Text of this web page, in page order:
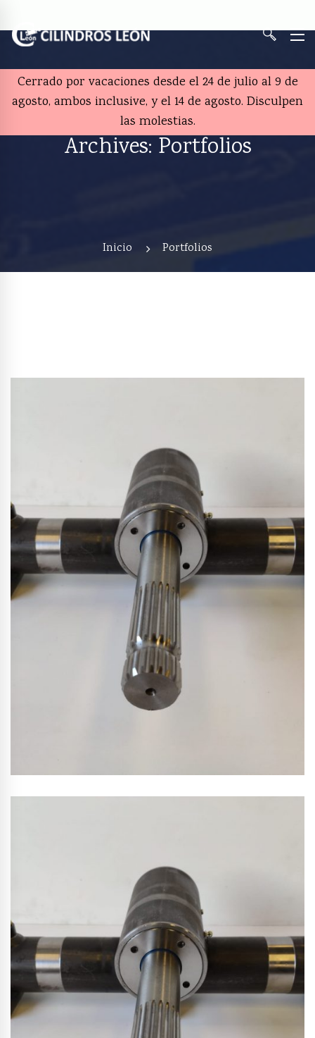
Cerrado por vacaciones desde el 24 de julio al 9 de
agosto, ambos inclusive, y el 14 de agosto. Disculpen
las molestias.
Archives: Portfolios
Inicio Portfolios